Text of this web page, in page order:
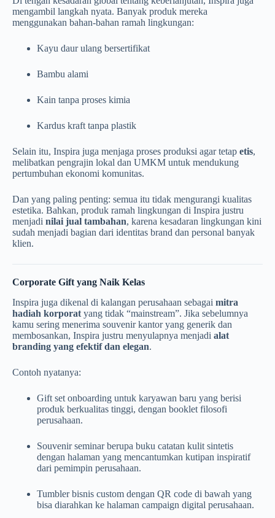
mengambil langkah nyata. Banyak produk mereka
menggunakan bahan-bahan ramah lingkungan:
Kayu daur ulang bersertifikat
Bambu alami
Kain tanpa proses kimia
Kardus kraft tanpa plastik
Selain itu, Inspira juga menjaga proses produksi agar tetap etis,
melibatkan pengrajin lokal dan UMKM untuk mendukung
pertumbuhan ekonomi komunitas.
Dan yang paling penting: semua itu tidak mengurangi kualitas
estetika. Bahkan, produk ramah lingkungan di Inspira justru
menjadi nilai jual tambahan, karena kesadaran lingkungan kini
sudah menjadi bagian dari identitas brand dan personal banyak
klien.
Corporate Gift yang Naik Kelas
Inspira juga dikenal di kalangan perusahaan sebagai mitra
hadiah korporat yang tidak “mainstream”. Jika sebelumnya
kamu sering menerima souvenir kantor yang generik dan
membosankan, Inspira justru menyulapnya menjadi alat
branding yang efektif dan elegan.
Contoh nyatanya:
Gift set onboarding untuk karyawan baru yang berisi
produk berkualitas tinggi, dengan booklet filosofi
perusahaan.
Souvenir seminar berupa buku catatan kulit sintetis
dengan halaman yang mencantumkan kutipan inspiratif
dari pemimpin perusahaan.
Tumbler bisnis custom dengan QR code di bawah yang
bisa diarahkan ke halaman campaign digital perusahaan.